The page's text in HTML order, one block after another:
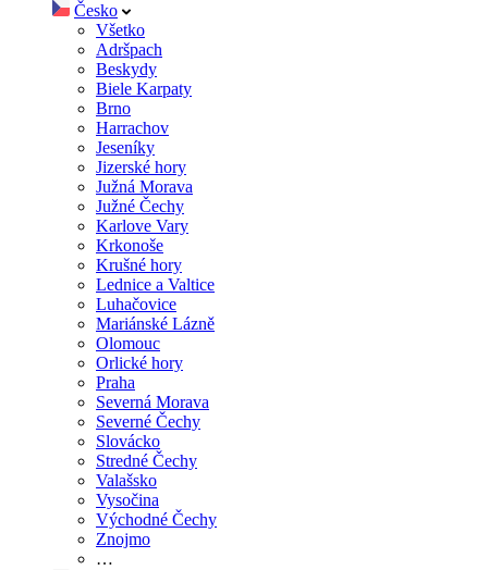
Česko
Všetko
Adršpach
Beskydy
Biele Karpaty
Brno
Harrachov
Jeseníky
Jizerské hory
Južná Morava
Južné Čechy
Karlove Vary
Krkonoše
Krušné hory
Lednice a Valtice
Luhačovice
Mariánské Lázně
Olomouc
Orlické hory
Praha
Severná Morava
Severné Čechy
Slovácko
Stredné Čechy
Valašsko
Vysočina
Východné Čechy
Znojmo
…